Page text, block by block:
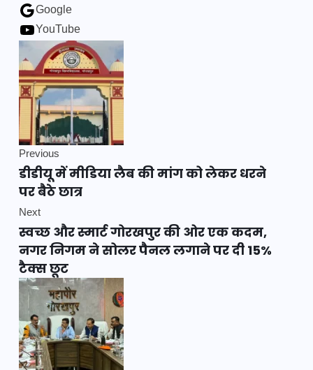
Google
YouTube
Previous
डीडीयू में मीडिया लैब की मांग को लेकर धरने
पर बैठे छात्र
Next
स्वच्छ और स्मार्ट गोरखपुर की ओर एक कदम,
नगर निगम ने सोलर पैनल लगाने पर दी 15%
टैक्स छूट